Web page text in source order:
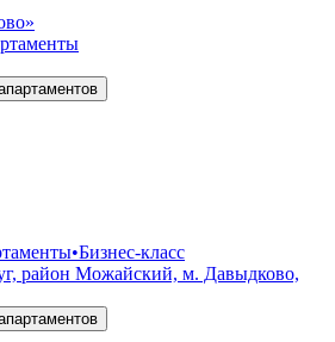
•Бизнес-класс
район Можайский, м. Давыдково,